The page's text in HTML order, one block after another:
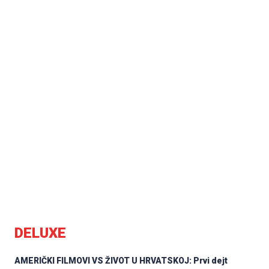
DELUXE
AMERIČKI FILMOVI VS ŽIVOT U HRVATSKOJ: Prvi dejt